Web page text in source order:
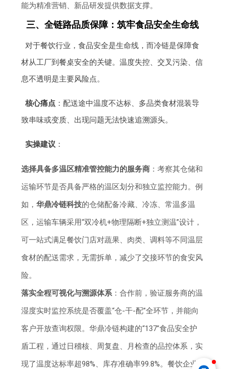
能为精准营销、新品研发提供数据支撑。
三、全链路品质保障：筑牢食品安全生命线
对于餐饮行业，食品安全是生命线，而冷链是保障食
材从工厂到餐桌安全的关键。温度失控、交叉污染、信
息不透明是主要风险点。
核心痛点：配送途中温度不达标、多品类食材混装导
致串味或变质、出现问题无法快速追溯源头。
实操建议 ：
选择具备多温区精准管控能力的服务商 ：考察其仓储和
运输环节是否具备严格的温区划分和独立监控能力。例
如，华鼎冷链科技的仓储配备冷藏、冷冻、常温多温
区，运输车辆采用“双冷机+物理隔断+独立测温”设计，
可一站式满足餐饮门店对蔬果、肉类、调料等不同温层
食材的配送需求，无需拆单，减少了交接环节的食安风
险。
落实全程可视化与溯源体系：合作前，验证服务商的温
湿度实时监控系统是否覆盖“仓-干-配”全环节，并能向
客户开放查询权限。华鼎冷链构建的“137”食品安全护
盾工程，通过日稽核、周复盘、月检查的品控体系，实
现了温度达标率超98%、库存准确率99.8%。餐饮企业